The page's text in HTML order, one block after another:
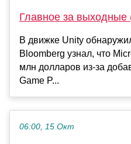
Главное за выходные
В движке Unity
Bloomberg узнал, что
млн долларов из-за
Game P...
06:00, 15 Окт